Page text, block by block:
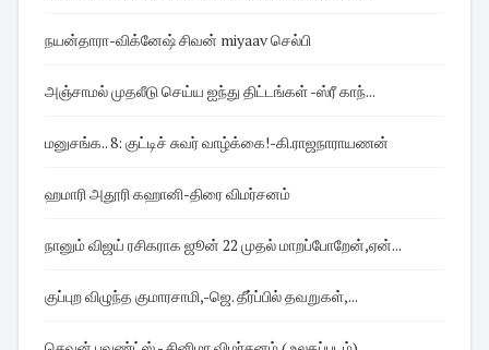
நயன்தாரா-விக்னேஷ் சிவன் miyaav செல்பி
அஞ்சாமல் முதலீடு செய்ய ஐந்து திட்டங்கள் -ஸ்ரீ காந்...
மனுசங்க.. 8: குட்டிச் சுவர் வாழ்க்கை!-கி.ராஜநாராயணன்
ஹமாரி அதூரி கஹானி-திரை விமர்சனம்
நானும் விஜய் ரசிகராக ஜூன் 22 முதல் மாறப்போறேன்,ஏன்...
குப்புற விழுந்த குமாரசாமி,-ஜெ. தீர்ப்பில் தவறுகள்,...